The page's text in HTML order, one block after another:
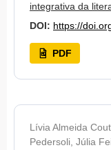
integrativa da
DOI: https://
PDF
Lívia Almeida
Pedersoli, Júlia